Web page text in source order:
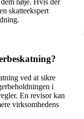
nøje. Hvis der
skatteekspert
ved at sikre
i
En revisor kan
virksomhedens